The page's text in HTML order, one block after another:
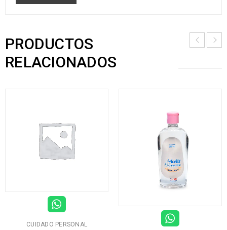
PRODUCTOS
RELACIONADOS
CUIDADO PERSONAL